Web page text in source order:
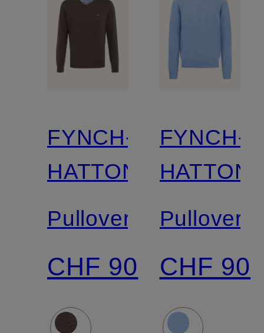
FYNCH-
HATTON
Pullover
CHF 90
FYNCH-
HATTON
Pullover
CHF 90